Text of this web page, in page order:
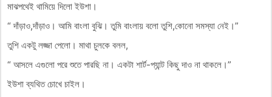
মাঝপথেই থামিয়ে দিলো ইউশা।
“ দাঁড়াও,দাঁড়াও। আমি বাংলা বুঝি। তুমি বাংলায় বলো তুশি,কোনো সমস্যা নেই।”
তুশি একটু লজ্জা পেলো। মাথা চুলকে বলল,
“ আসলে এগুলো পরে শুতে পারছি না। একটা শার্ট-প্যান্ট কিছু দাও না থাকলে।”
ইউশা ব্যথিত চোখে চাইল।